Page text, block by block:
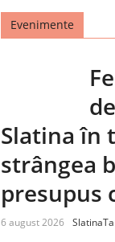
Evenimente
Slatina în
strângea
presupus
6 august 2026 SlatinaTa